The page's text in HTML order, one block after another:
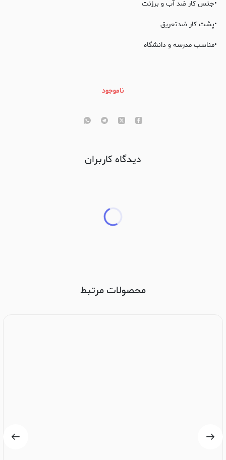
•جنس کار ضد آب و برزنت
•پشت کار ضدتعریق
•مناسب مدرسه و دانشگاه
ناموجود
دیدگاه کاربران
محصولات مرتبط